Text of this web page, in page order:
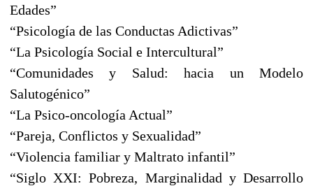
Edades”
“Psicología de las Conductas Adictivas”
“La Psicología Social e Intercultural”
“Comunidades y Salud: hacia un Modelo
Salutogénico”
“La Psico-oncología Actual”
“Pareja, Conflictos y Sexualidad”
“Violencia familiar y Maltrato infantil”
“Siglo XXI: Pobreza, Marginalidad y Desarrollo